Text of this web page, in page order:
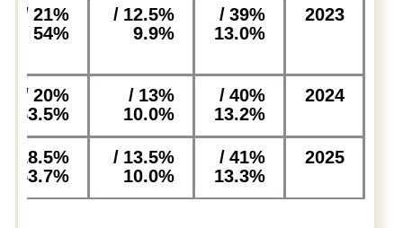
2023
39% /
13.0%
12.5% /
9.9%
21% /
54%
2024
40% /
13.2%
13% /
10.0%
20% /
53.5%
2025
41% /
13.3%
13.5% /
10.0%
53.7%